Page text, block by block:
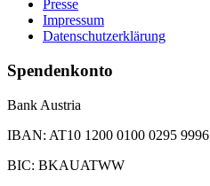
Presse
Impressum
Datenschutzerklärung
Spendenkonto
Bank Austria
IBAN: AT10 1200 0100 0295 9996
BIC: BKAUATWW